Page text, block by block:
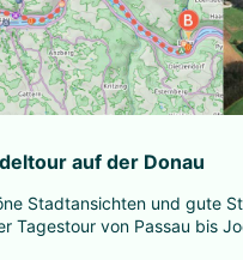
auf der Donau
Stadtansichten und gute
Tagestour von Passau bis